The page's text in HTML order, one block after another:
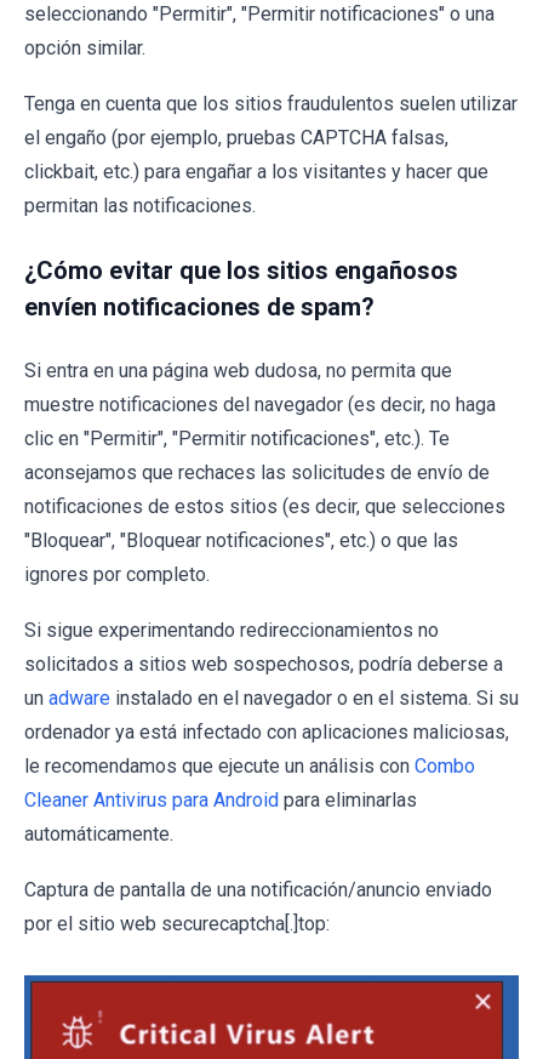
seleccionando "Permitir", "Permitir notificaciones" o una
opción similar.
Tenga en cuenta que los sitios fraudulentos suelen utilizar
el engaño (por ejemplo, pruebas CAPTCHA falsas,
clickbait, etc.) para engañar a los visitantes y hacer que
permitan las notificaciones.
¿Cómo evitar que los sitios engañosos
envíen notificaciones de spam?
Si entra en una página web dudosa, no permita que
muestre notificaciones del navegador (es decir, no haga
clic en "Permitir", "Permitir notificaciones", etc.). Te
aconsejamos que rechaces las solicitudes de envío de
notificaciones de estos sitios (es decir, que selecciones
"Bloquear", "Bloquear notificaciones", etc.) o que las
ignores por completo.
Si sigue experimentando redireccionamientos no
solicitados a sitios web sospechosos, podría deberse a
un adware instalado en el navegador o en el sistema. Si su
ordenador ya está infectado con aplicaciones maliciosas,
le recomendamos que ejecute un análisis con Combo
Cleaner Antivirus para Android para eliminarlas
automáticamente.
Captura de pantalla de una notificación/anuncio enviado
por el sitio web securecaptcha[.]top: